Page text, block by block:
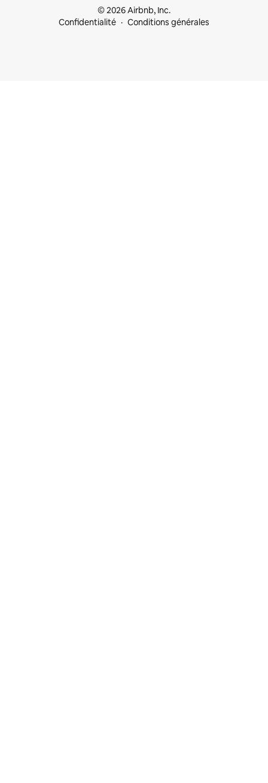
© 2026 Airbnb, Inc.
Confidentialité
Conditions générales